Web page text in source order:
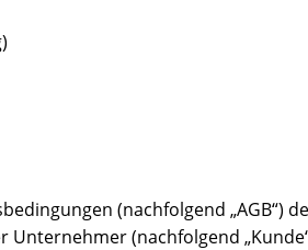
(nachfolgend
Unternehmer (nachfolgend